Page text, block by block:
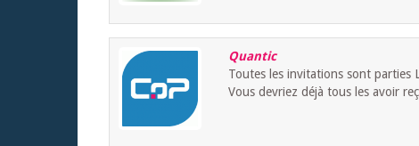
Quantic
Toutes les invitations sont parties
Vous devriez déjà tous les avoir